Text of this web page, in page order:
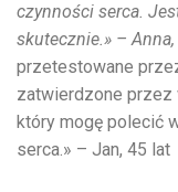
czynności serca.
skutecznie.» –
przetestowane
zatwierdzone przez
który mogę polecić
serca.» – Jan, 45 lat